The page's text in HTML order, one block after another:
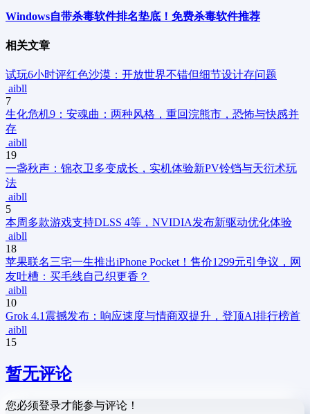
Windows自带杀毒软件排名垫底！免费杀毒软件推荐
相关文章
试玩6小时评红色沙漠：开放世界不错但细节设计存问题
aibll
7
生化危机9：安魂曲：两种风格，重回浣熊市，恐怖与快感并
存
aibll
19
一盏秋声：锦衣卫多变成长，实机体验新PV铃铛与天衍术玩
法
aibll
5
本周多款游戏支持DLSS 4等，NVIDIA发布新驱动优化体验
aibll
18
苹果联名三宅一生推出iPhone Pocket！售价1299元引争议，网
友吐槽：买毛线自己织更香？
aibll
10
Grok 4.1震撼发布：响应速度与情商双提升，登顶AI排行榜首
aibll
15
暂无评论
您必须登录才能参与评论！